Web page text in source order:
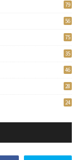
79
56
75
35
46
28
24